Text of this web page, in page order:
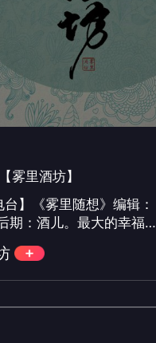
雾里酒坊】
台】《雾里随想》编辑：
期：酒儿。最大的幸福莫
在一起，我只是遗憾，
酒坊企鹅群号：